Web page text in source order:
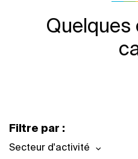
Quelques
Filtre par :
Secteur d'activité